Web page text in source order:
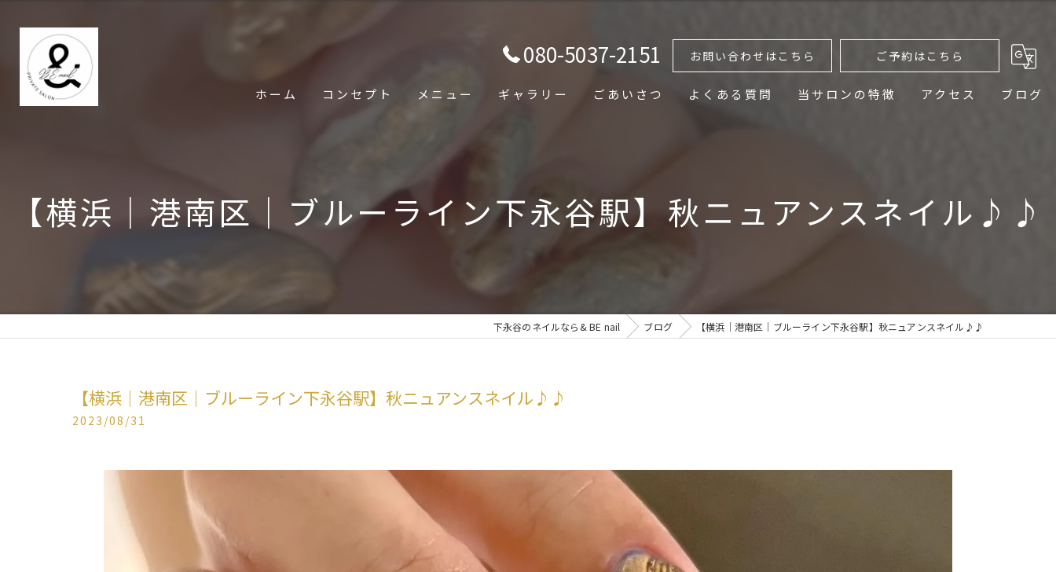
080-5037-2151 お問い合わせはこちら ご予約はこちら
ホーム コンセプト メニュー ギャラリー ごあいさつ よくある質問 当サロンの特徴
ネイルケア
アクセス ブログ
【横浜│港南区│ブルーライン下永谷駅】秋ニュアンスネイル♪♪
下永谷のネイルなら& BE nail ブログ 【横浜│港南区│ブルーライン下永谷駅】秋ニュアンスネイル♪♪
【横浜│港南区│ブルーライン下永谷駅】秋ニュアンスネイル♪♪
2023/08/31